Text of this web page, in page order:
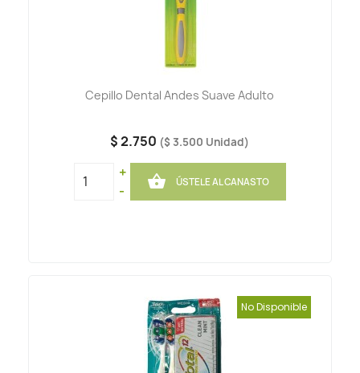
Cepillo Dental Andes Suave Adulto
$ 2.750 ($ 3.500 Unidad)
+
-
 ÚSTELE AL CANASTO
No Disponible